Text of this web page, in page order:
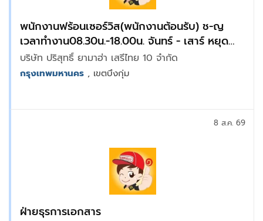
พนักงานฟร้อนเซอร์วิส(พนักงานต้อนรับ) ช-ญ
เวลาทำงาน08.30น.-18.00น. จันทร์ - เสาร์ หยุด
อาทิตย์
บริษัท ปริสุทธิ์ ยามาฮ่า เสรีไทย 10 จำกัด
กรุงเทพมหานคร , เขตบึงกุ่ม
ฝ่ายธุรการเอกสาร
8 ส.ค. 69